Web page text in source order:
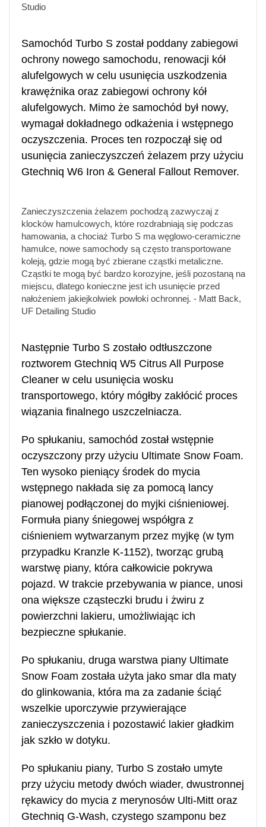
Studio
Samochód Turbo S został poddany zabiegowi
ochrony nowego samochodu, renowacji kół
alufelgowych w celu usunięcia uszkodzenia
krawężnika oraz zabiegowi ochrony kół
alufelgowych. Mimo że samochód był nowy,
wymagał dokładnego odkażenia i wstępnego
oczyszczenia. Proces ten rozpoczął się od
usunięcia zanieczyszczeń żelazem przy użyciu
Gtechniq W6 Iron & General Fallout Remover.
Zanieczyszczenia żelazem pochodzą zazwyczaj z
klocków hamulcowych, które rozdrabniają się podczas
hamowania, a chociaż Turbo S ma węglowo-ceramiczne
hamulce, nowe samochody są często transportowane
koleją, gdzie mogą być zbierane cząstki metaliczne.
Cząstki te mogą być bardzo korozyjne, jeśli pozostaną na
miejscu, dlatego konieczne jest ich usunięcie przed
nałożeniem jakiejkolwiek powłoki ochronnej. - Matt Back,
UF Detailing Studio
Następnie Turbo S zostało odtłuszczone
roztworem Gtechniq W5 Citrus All Purpose
Cleaner w celu usunięcia wosku
transportowego, który mógłby zakłócić proces
wiązania finalnego uszczelniacza.
Po spłukaniu, samochód został wstępnie
oczyszczony przy użyciu Ultimate Snow Foam.
Ten wysoko pieniący środek do mycia
wstępnego nakłada się za pomocą lancy
pianowej podłączonej do myjki ciśnieniowej.
Formuła piany śniegowej współgra z
ciśnieniem wytwarzanym przez myjkę (w tym
przypadku Kranzle K-1152), tworząc grubą
warstwę piany, która całkowicie pokrywa
pojazd. W trakcie przebywania w piance, unosi
ona większe cząsteczki brudu i żwiru z
powierzchni lakieru, umożliwiając ich
bezpieczne spłukanie.
Po spłukaniu, druga warstwa piany Ultimate
Snow Foam została użyta jako smar dla maty
do glinkowania, która ma za zadanie ściąć
wszelkie uporczywie przywierające
zanieczyszczenia i pozostawić lakier gładkim
jak szkło w dotyku.
Po spłukaniu piany, Turbo S zostało umyte
przy użyciu metody dwóch wiader, dwustronnej
rękawicy do mycia z merynosów Ulti-Mitt oraz
Gtechniq G-Wash, czystego szamponu bez